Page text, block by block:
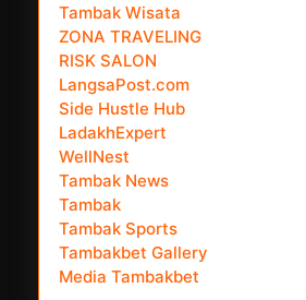
Tambak Wisata
ZONA TRAVELING
RISK SALON
LangsaPost.com
Side Hustle Hub
LadakhExpert
WellNest
Tambak News
Tambak
Tambak Sports
Tambakbet Gallery
Media Tambakbet